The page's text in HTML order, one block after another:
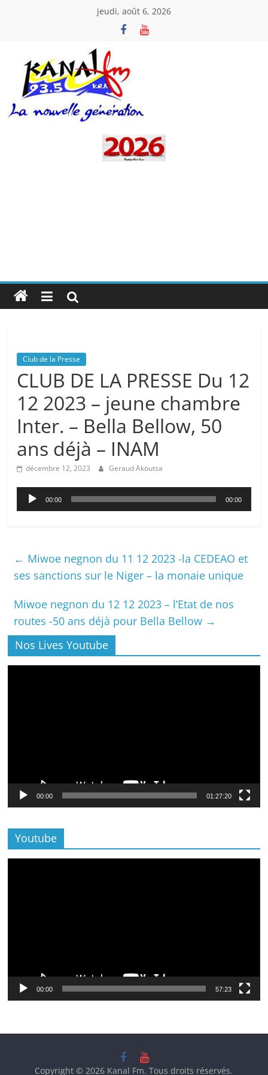
jeudi, août 6, 2026
Kanal
Club de la Presse
CLUB DE LA PRESSE Du 12
12 2023 – jeune chambre
Inter. – Bella Bellow, 50
ans déjà – INAM
décembre 12, 2023 Geraud Akoutsa
Lecteur
audio
00:00 00:00
← Miwoe negnon du 11 12 2023 -la CEDEAO et
ses sanctions sur le Niger – la monaie unique
Miwoe negnon du 12 12 2023 – l’Etat de nos
routes -50 ans déjà pour Bella Bellow →
Nos Lives Youtube
00:00 01:27:20
Youtube
00:00 57:23
Copyright © 2026 Kanal Fm. Tous droits réservés.